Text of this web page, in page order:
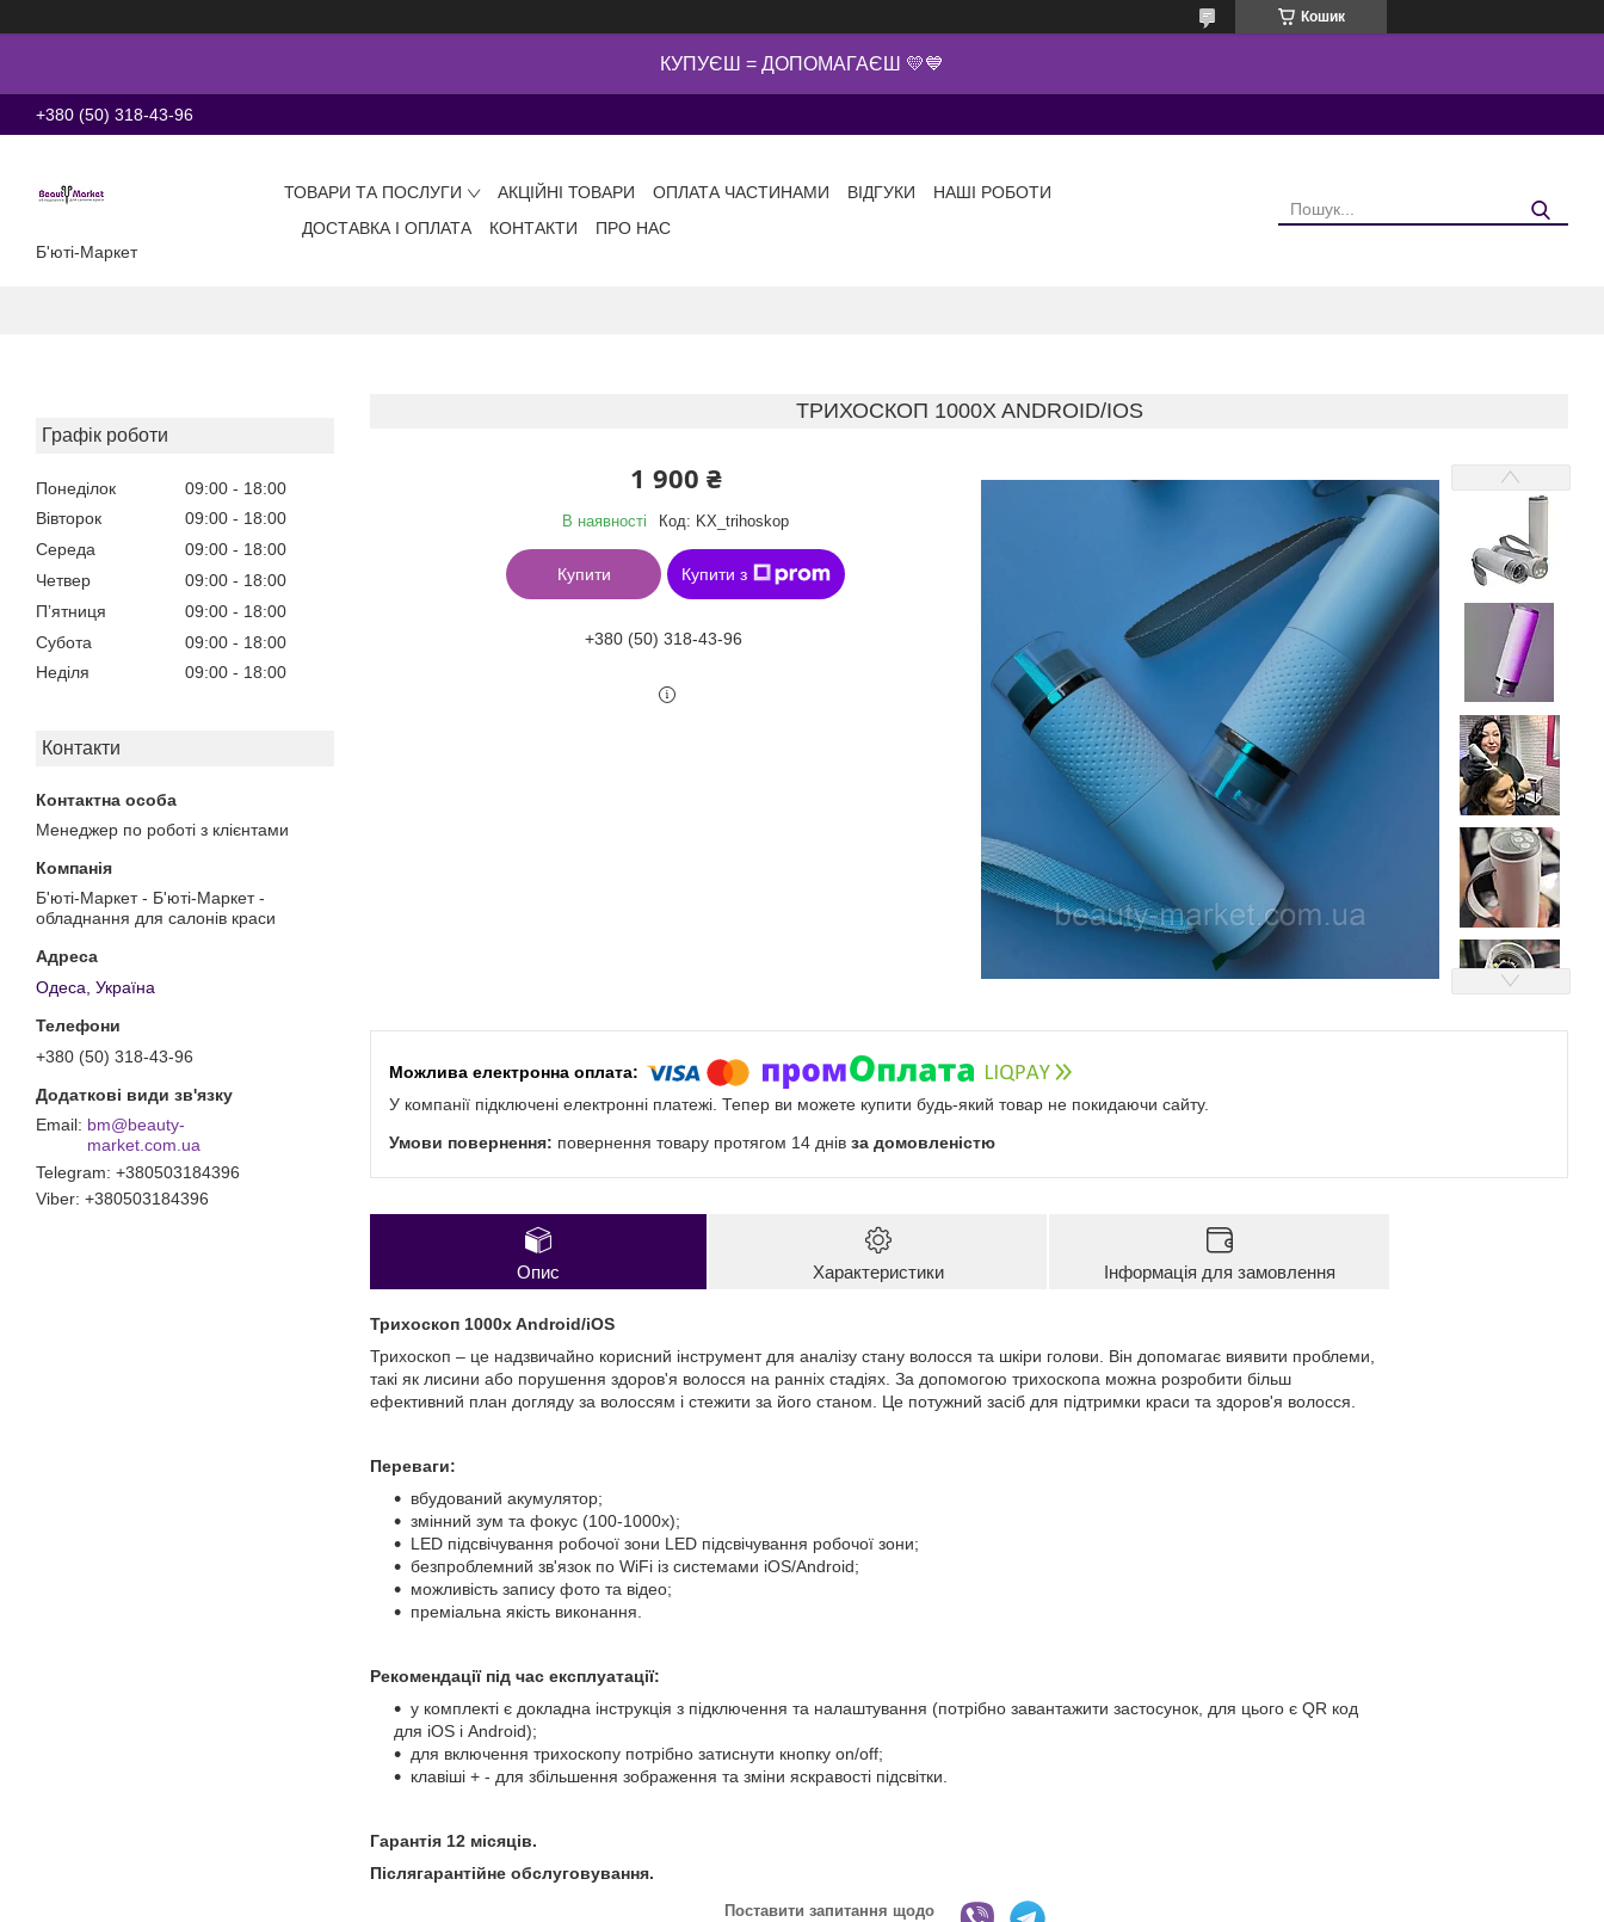
Кошик
КУПУЄШ = ДОПОМАГАЄШ 💛💙
+380 (50) 318-43-96
Б'юті-Маркет
ТОВАРИ ТА ПОСЛУГИ АКЦІЙНІ ТОВАРИ ОПЛАТА ЧАСТИНАМИ ВІДГУКИ
НАШІ РОБОТИ
ДОСТАВКА І ОПЛАТА
КОНТАКТИ ПРО НАС
Графік роботи
Понеділок 09:00
18:00
Вівторок
09:00
18:00
Середа
09:00
18:00
Четвер
09:00
18:00
Пʼятниця
09:00
18:00
Субота
09:00
18:00
Неділя
09:00 18:00
Контакти
Менеджер по роботі з клієнтами
Б'юті-Маркет - Б'юті-Маркет -
обладнання для салонів краси
Одеса, Україна
+380 (50) 318-43-96
bm@beauty-
market.com.ua
Telegram +380503184396
Viber +380503184396
ТРИХОСКОП 1000X ANDROID/IOS
1 900 ₴
В наявності Код: KX_trihoskop
Купити Купити з
+380 (50) 318-43-96
У компанії підключені електронні платежі. Тепер ви можете купити будь-який товар не покидаючи сайту.
повернення товару протягом 14 днів за домовленістю
Опис Характеристики Інформація для замовлення
Трихоскоп 1000x Android/iOS
Трихоскоп – це надзвичайно корисний інструмент для аналізу стану волосся та шкіри голови. Він допомагає виявити проблеми,
такі як лисини або порушення здоров'я волосся на ранніх стадіях. За допомогою трихоскопа можна розробити більш
ефективний план догляду за волоссям і стежити за його станом. Це потужний засіб для підтримки краси та здоров'я волосся.
Переваги:
вбудований акумулятор;
змінний зум та фокус (100-1000x);
LED підсвічування робочої зони LED підсвічування робочої зони;
безпроблемний зв'язок по WiFi із системами iOS/Android;
можливість запису фото та відео;
преміальна якість виконання.
Рекомендації під час експлуатації:
у комплекті є докладна інструкція з підключення та налаштування (потрібно завантажити застосунок, для цього є QR код
для iOS і Android);
для включення трихоскопу потрібно затиснути кнопку on/off;
клавіші + - для збільшення зображення та зміни яскравості підсвітки.
Гарантія 12 місяців.
Післягарантійне обслуговування.
Поставити запитання щодо